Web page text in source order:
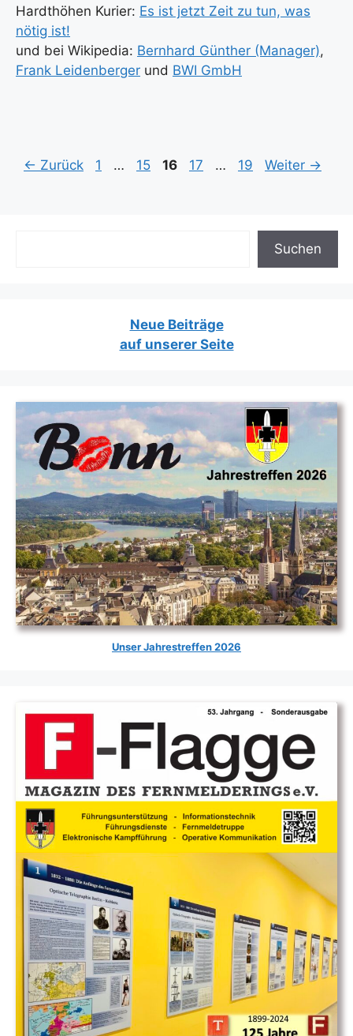
Hardt­hö­hen Kurier: Es ist jetzt Zeit zu tun, was
nötig ist!
und bei Wiki­pe­dia: Bern­hard Gün­ther (Mana­ger),
Frank Lei­den­ber­ger und BWI GmbH
← Zurück Seite
1 … Seite
15 Seite
16 Seite
17 … Seite
19 Weiter →
Suchen
Neue Beiträge
auf unserer Seite
UnserJahrestreffen 2026